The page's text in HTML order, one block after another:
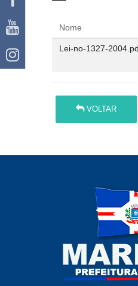
Nome
Lei-no-1327-
VOLTAR